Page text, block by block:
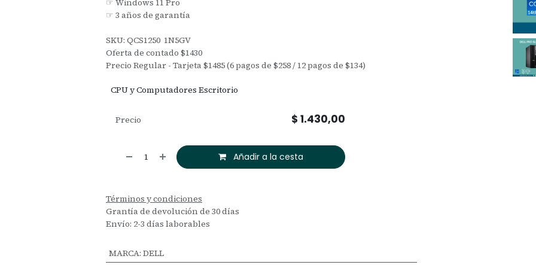
☞ Windows 11 Pro
☞ 3 años de garantía
SKU: QCS1250 1N5GV
Oferta de contado $1430
Precio Regular - Tarjeta $1485 (6 pagos de $258 / 12 pagos de $134)
CPU y Computadores Escritorio
Añadir a la cesta
Precio $1.430,00
Términos y condiciones
Grantía de devolución de 30 días
Envío: 2-3 días laborables
MARCA: DELL